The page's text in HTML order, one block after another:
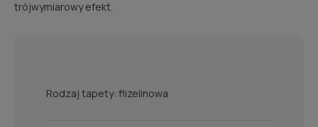
trójwymiarowy efekt.
Rodzaj tapety: flizelinowa